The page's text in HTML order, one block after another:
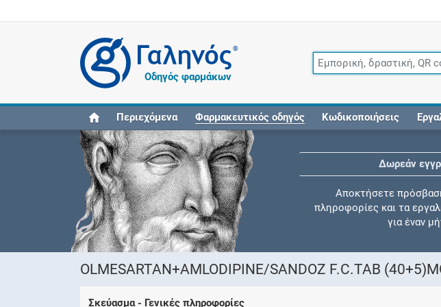
®
Οδηγός φαρμάκων
Περιεχόμενα Φαρμακευτικός οδηγός Κωδικοποιήσεις
Δωρεάν
Αποκτήσετε
πληροφορίες και τα
για έναν
OLMESARTAN+AMLODIPINE/SANDOZ F.C.TAB
Σκεύασμα - Γενικές πληροφορίες